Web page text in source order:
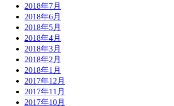
2018年7月
2018年6月
2018年5月
2018年4月
2018年3月
2018年2月
2018年1月
2017年12月
2017年11月
2017年10月